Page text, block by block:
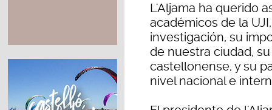
L'Aljama ha querido
académicos de la
investigación, su
de nuestra ciudad,
castellonense, y su
nivel nacional e